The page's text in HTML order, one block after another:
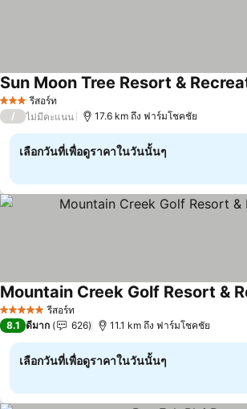
3 ดาว รีสอร์ท
Sun Moon Tree Resort &
/ ไม่มีคะแนน 17.6 km ถึง ฟาร์มโชคชัย
เลือกวันที่เพื่อดูราคาในวันนั้นๆ
5 ดาว รีสอร์ท
Mountain Creek Golf Resort &
8.1 ดีมาก 626 11.1 km ถึง ฟาร์มโชคชัย
เลือกวันที่เพื่อดูราคาในวันนั้นๆ